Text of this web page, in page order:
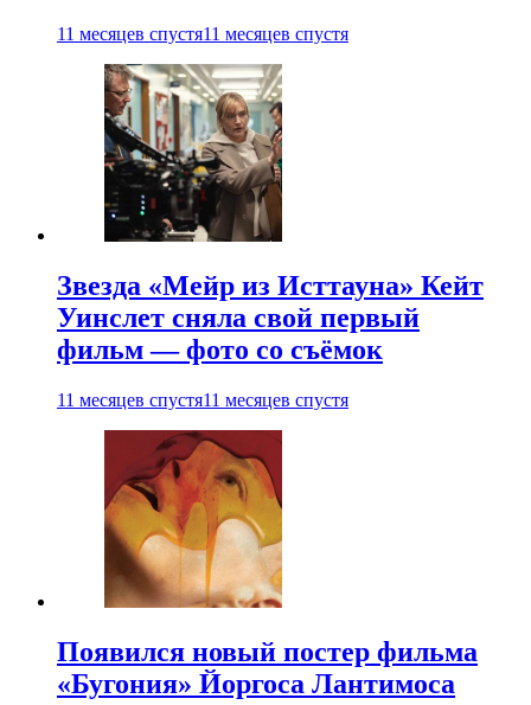
11 месяцев спустя11 месяцев спустя
Звезда «Мейр из Исттауна» Кейт
Уинслет сняла свой первый
фильм — фото со съёмок
11 месяцев спустя11 месяцев спустя
Появился новый постер фильма
«Бугония» Йоргоса Лантимоса